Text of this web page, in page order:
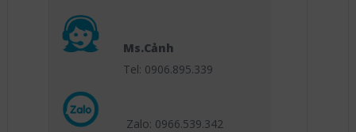
Ms.Cảnh
Tel: 0906.895.339
Zalo: 0966.539.342